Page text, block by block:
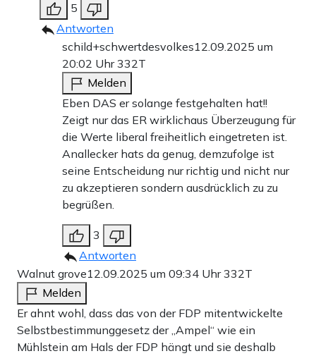
5
Antworten
schild+schwertdesvolkes12.09.2025 um
20:02 Uhr332T
Melden
Eben DAS er solange festgehalten hat!!
Zeigt nur das ER wirklichaus Überzeugung für
die Werte liberal freiheitlich eingetreten ist.
Anallecker hats da genug, demzufolge ist
seine Entscheidung nur richtig und nicht nur
zu akzeptieren sondern ausdrücklich zu zu
begrüßen.
3
Antworten
Walnut grove12.09.2025 um 09:34 Uhr332T
Melden
Er ahnt wohl, dass das von der FDP mitentwickelte
Selbstbestimmunggesetz der „Ampel“ wie ein
Mühlstein am Hals der FDP hängt und sie deshalb